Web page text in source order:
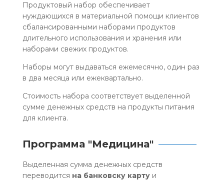
Продуктовый набор обеспечивает
нуждающихся в материальной помощи клиентов
сбалансированными наборами продуктов
длительного использования и хранения или
наборами свежих продуктов.
Наборы могут выдаваться ежемесячно, один раз
в два месяца или ежеквартально.
Стоимость набора соответствует выделенной
сумме денежных средств на продукты питания
для клиента.
Программа "Медицина"
Выделенная сумма денежных средств
переводится на банковску картуи